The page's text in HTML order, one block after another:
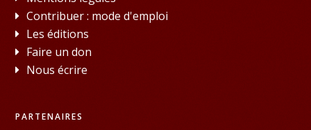
Contribuer : mode d'emploi
Les éditions
Faire un don
Nous écrire
PARTENAIRES